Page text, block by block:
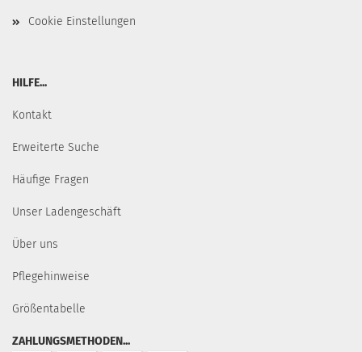
Cookie Einstellungen
HILFE...
Kontakt
Erweiterte Suche
Häufige Fragen
Unser Ladengeschäft
Über uns
Pflegehinweise
Größentabelle
ZAHLUNGSMETHODEN...